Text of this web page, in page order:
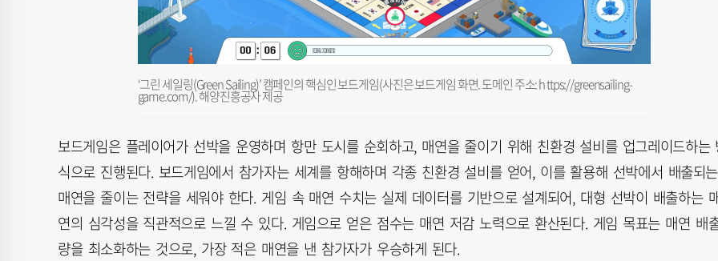
‘그린 세일링(Green Sailing)’ 캠페인의 핵심인 보드게임(사진은 보드게임 화면. 도메인 주소: h ttps://greensailing-
game.com/). 해양진흥공사 제공
보드게임은 플레이어가 선박을 운영하며 항만 도시를 순회하고, 매연을 줄이기 위해 친환경 설비를 업그레이드하는
식으로 진행된다. 보드게임에서 참가자는 세계를 항해하며 각종 친환경 설비를 얻어, 이를 활용해 선박에서 배출되는
매연을 줄이는 전략을 세워야 한다. 게임 속 매연 수치는 실제 데이터를 기반으로 설계되어, 대형 선박이 배출하는
연의 심각성을 직관적으로 느낄 수 있다. 게임으로 얻은 점수는 매연 저감 노력으로 환산된다. 게임 목표는 매연 배
량을 최소화하는 것으로, 가장 적은 매연을 낸 참가자가 우승하게 된다.